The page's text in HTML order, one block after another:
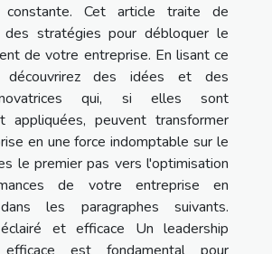
constante. Cet article traite de
des stratégies pour débloquer le
de votre entreprise. En lisant ce
découvrirez des idées et des
qui, si elles sont
appliquées, peuvent transformer
en une force indomptable sur le
le premier pas vers l'optimisation
de votre entreprise en
les paragraphes suivants.
et efficace Un leadership